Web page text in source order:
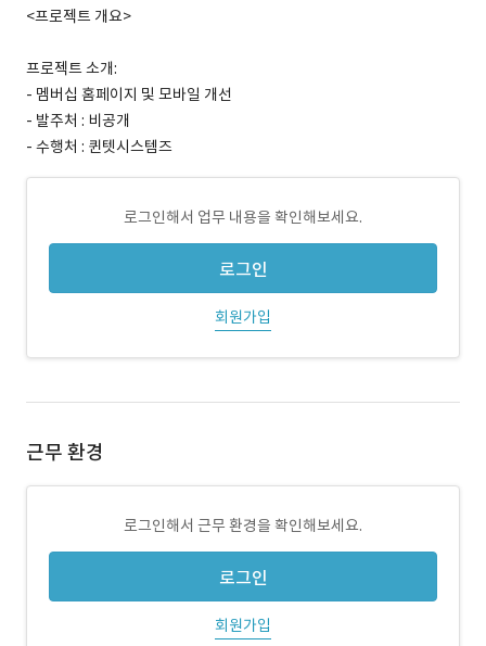
<프로젝트 개요>
프로젝트 소개:
- 멤버십 홈페이지 및 모바일 개선
- 발주처 : 비공개
- 수행처 : 퀸텟시스템즈
로그인해서 업무 내용을 확인해보세요.
로그인
회원가입
근무 환경
로그인해서 근무 환경을 확인해보세요.
로그인
회원가입